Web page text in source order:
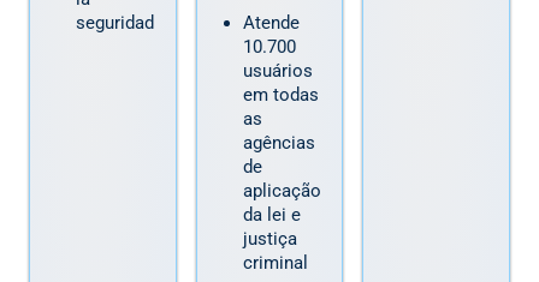
seguridad
Atende
10.700
usuários
em todas
as
agências
de
aplicação
da lei e
justiça
criminal